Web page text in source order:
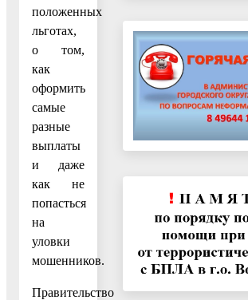
положенных
льготах,
о том,
как
оформить
самые
разные
выплаты
и даже
как не
попасться
на
уловки
мошенников.
Правительство